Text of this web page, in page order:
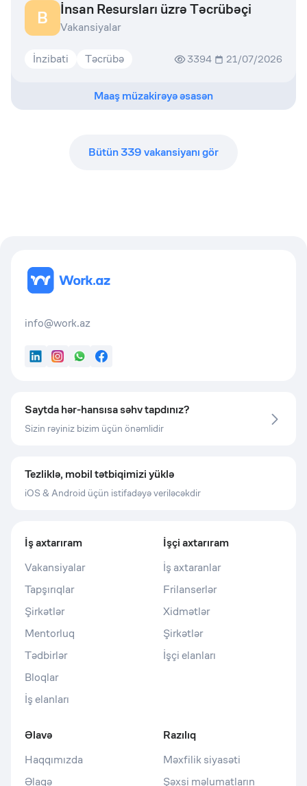
B İnsan Resursları üzrə Təcrübəçi
Vakansiyalar
İnzibati Təcrübə 3394 21/07/2026
Maaş müzakirəyə əsasən
Bütün339vakansiyanı gör
info@work.az
LinkedInInstagram
WhatsApp
Facebook
Saytda hər-hansısa səhv tapdınız?
Sizin rəyiniz bizim üçün önəmlidir
Tezliklə, mobil tətbiqimizi yüklə
iOS & Android üçün istifadəyə veriləcəkdir
İş axtarıram
Vakansiyalar
Tapşırıqlar
Şirkətlər
Mentorluq
Tədbirlər
Bloqlar
İş elanları
İşçi axtarıram
İş axtaranlar
Frilanserlər
Xidmətlər
Şirkətlər
İşçi elanları
Əlavə
Haqqımızda
Əlaqə
Razılıq
Məxfilik siyasəti
Şəxsi məlumatların